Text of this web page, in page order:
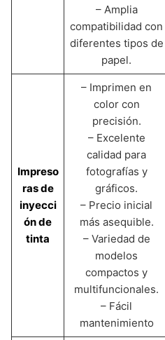
– Amplia
compatibilidad con
diferentes tipos de
papel.
Impreso
ras de
inyecci
ón de
tinta
– Imprimen en
color con
precisión.
– Excelente
calidad para
fotografías y
gráficos.
– Precio inicial
más asequible.
– Variedad de
modelos
compactos y
multifuncionales.
– Fácil
mantenimiento